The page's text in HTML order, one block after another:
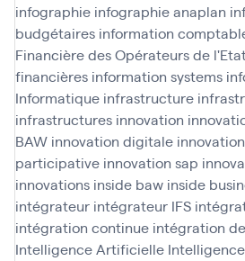
infographie infographie anaplan
budgétaires information
Financière des Opérateurs de
financières information systems
Informatique infrastructure
infrastructures innovation
BAW innovation digitale
participative innovation sap
innovations inside baw inside
intégrateur intégrateur IFS
intégration continue intégration
Intelligence Artificielle